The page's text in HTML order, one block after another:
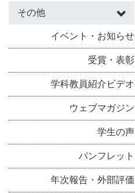
その他
イベント・お知らせ
受賞・表彰
学科教員紹介ビデオ
ウェブマガジン
学生の声
パンフレット
年次報告・外部評価